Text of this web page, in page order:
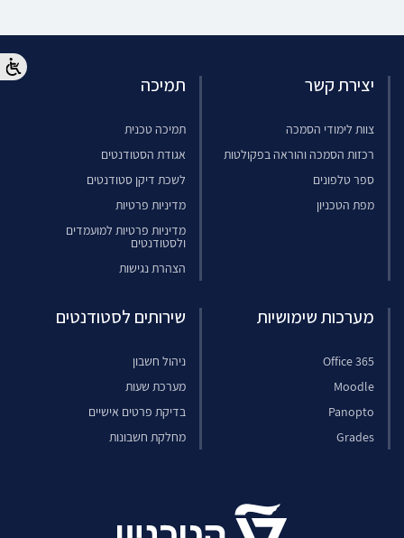
יצירת קשר
צוות לימודי הסמכה
רכזות הסמכה והוראה בפקולטות
ספר טלפונים
מפת הטכניון
תמיכה
תמיכה טכנית
אגודת הסטודנטים
לשכת דיקן סטודנטים
מדיניות פרטיות
מדיניות פרטיות למועמדים
ולסטודנטים
הצהרת נגישות
מערכות שימושיות
Office 365
Moodle
Panopto
Grades
שירותים לסטודנטים
ניהול חשבון
מערכת שעות
בדיקת פרטים אישיים
מחלקת חשבונות